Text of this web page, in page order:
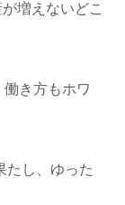
増えないどこ
き方もホワ
たし、ゆった